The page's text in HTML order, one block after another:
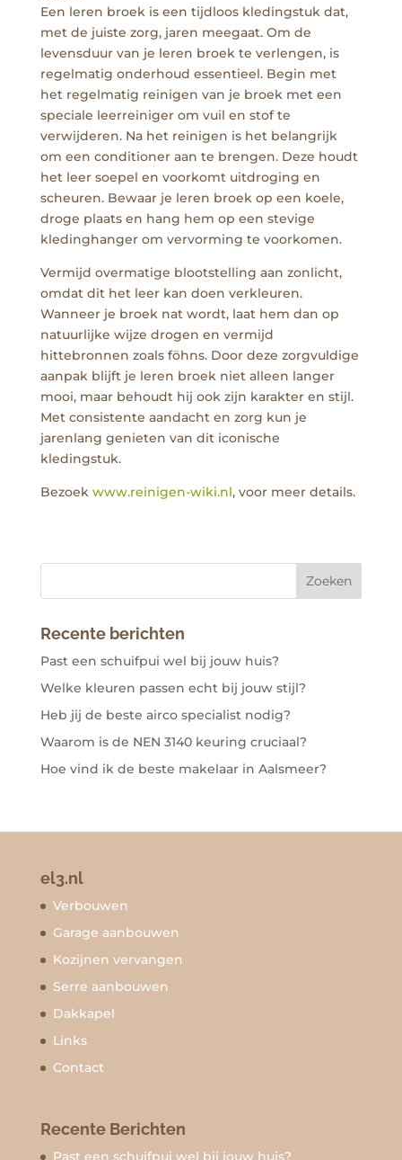
Een leren broek is een tijdloos kledingstuk dat,
met de juiste zorg, jaren meegaat. Om de
levensduur van je leren broek te verlengen, is
regelmatig onderhoud essentieel. Begin met
het regelmatig reinigen van je broek met een
speciale leerreiniger om vuil en stof te
verwijderen. Na het reinigen is het belangrijk
om een conditioner aan te brengen. Deze houdt
het leer soepel en voorkomt uitdroging en
scheuren. Bewaar je leren broek op een koele,
droge plaats en hang hem op een stevige
kledinghanger om vervorming te voorkomen.
Vermijd overmatige blootstelling aan zonlicht,
omdat dit het leer kan doen verkleuren.
Wanneer je broek nat wordt, laat hem dan op
natuurlijke wijze drogen en vermijd
hittebronnen zoals föhns. Door deze zorgvuldige
aanpak blijft je leren broek niet alleen langer
mooi, maar behoudt hij ook zijn karakter en stijl.
Met consistente aandacht en zorg kun je
jarenlang genieten van dit iconische
kledingstuk.
Bezoek www.reinigen-wiki.nl, voor meer details.
Recente berichten
Past een schuifpui wel bij jouw huis?
Welke kleuren passen echt bij jouw stijl?
Heb jij de beste airco specialist nodig?
Waarom is de NEN 3140 keuring cruciaal?
Hoe vind ik de beste makelaar in Aalsmeer?
el3.nl
Verbouwen
Garage aanbouwen
Kozijnen vervangen
Serre aanbouwen
Dakkapel
Links
Contact
Recente Berichten
Past een schuifpui wel bij jouw huis?